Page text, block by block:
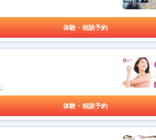
体験・相談予約
体験・相談予約